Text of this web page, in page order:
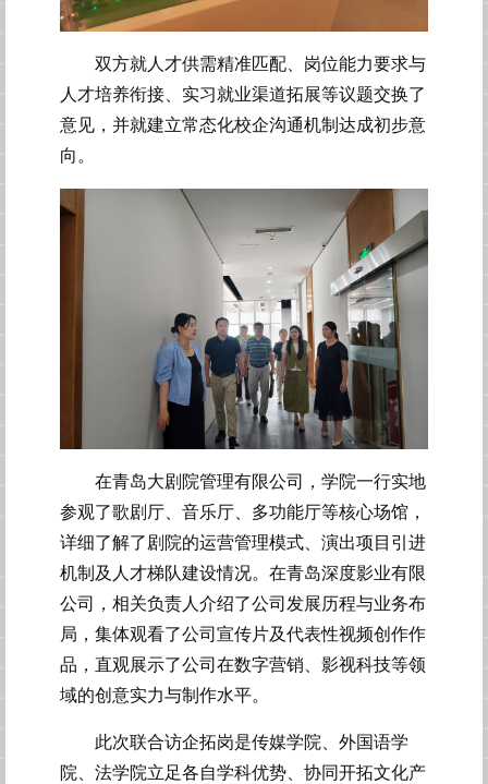
双方就人才供需精准匹配、岗位能力要求与
人才培养衔接、实习就业渠道拓展等议题交换了
意见，并就建立常态化校企沟通机制达成初步意
向。
在青岛大剧院管理有限公司 ， 学院一行实地
参观了歌剧厅、音乐厅、多功能厅等核心场馆，
详细了解了剧院的运营管理模式、演出项目引进
机制及人才梯队建设情况。 在青岛深度影业有限
公司
， 相关负责人介绍了公司发展历程与业务布
局 ， 集体观看了公司宣传片及代表性视频创作作
品，直观展示了公司在数字营销、影视科技等领
域的创意实力与制作水平。
此次联合访企拓岗是传媒学院、外国语学
院、法学院立足各自学科优势、协同开拓文化产